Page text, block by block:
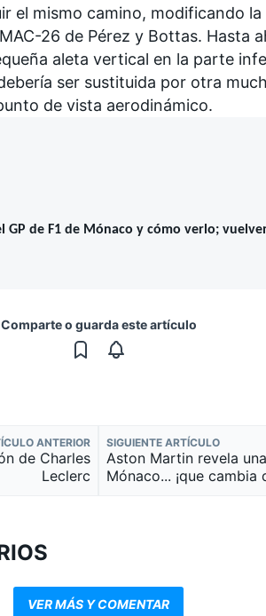
el mismo camino, modificando
26 de Pérez y Bottas. Hasta
aleta vertical en la parte
ser sustituida por otra
de vista aerodinámico.
GP de F1 de Mónaco y cómo verlo;
Comparte o guarda este artículo
ANTERIOR
de Charles
Leclerc
SIGUIENTE ARTÍCULO
Aston Martin revela
Mónaco... ¡que cambia
VER MÁS Y COMENTAR